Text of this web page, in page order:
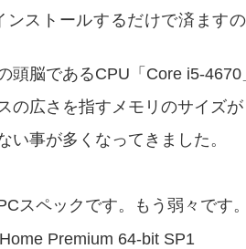
ンストールするだけで済ます
頭脳であるCPU「Core i5-4670
の広さを指すメモリのサイズ
い事が多くなってきました。
スペックです。もう弱々です
Premium 64-bit SP1